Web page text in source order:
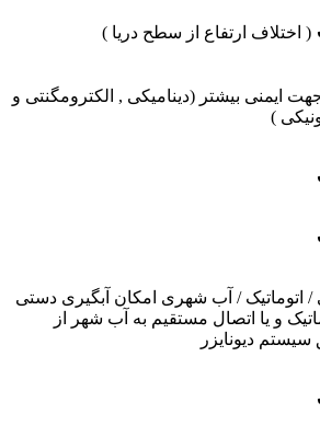
( اختلاف ارتفاع از سطح دریا )
ایمنى بیشتر (دینامیکی , الکترومگنتی و
)
اتوماتیک / آب شهرى امکان آبگیرى دستى
و یا اتصال مستقیم به آب شهر از
دیونایزر